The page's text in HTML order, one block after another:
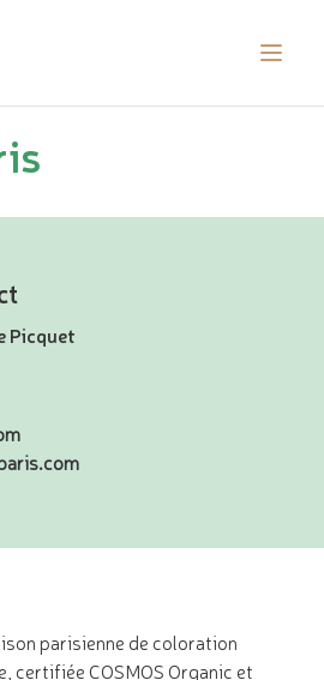
Picquet
parisienne de coloration
certifiée COSMOS Organic et